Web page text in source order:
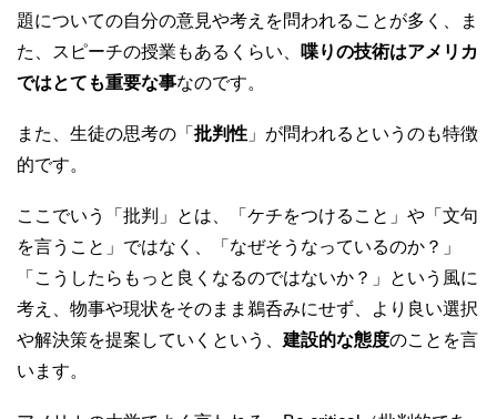
題についての自分の意見や考えを問われることが多く、ま
た、スピーチの授業もあるくらい、
喋りの技術はアメリカ
ではとても重要な事なのです。
また、生徒の思考の「 批判性 」が問われるというのも特徴
的です。
ここでいう「批判」とは、「ケチをつけること」や「文句
を言うこと」ではなく、「なぜそうなっているのか？」
「こうしたらもっと良くなるのではないか？」という風に
考え、物事や現状をそのまま鵜呑みにせず、より良い選択
や解決策を提案していくという、 建設的な態度のことを言
います。